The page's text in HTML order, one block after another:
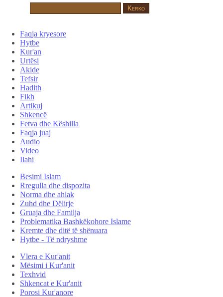
Faqja kryesore
Hytbe
Kur'an
Urtësi
Akide
Tefsir
Hadith
Fikh
Artikuj
Shkencë
Fetva dhe Këshilla
Faqja juaj
Audio
Video
Ilahi
Besimi Islam
Rregulla dhe dispozita
Norma dhe ahlak
Zuhd dhe Dëlirje
Gruaja dhe Familja
Problematika Bashkëkohore Islame
Kremte dhe ditë të shënuara
Hytbe - Të ndryshme
Vlera e Kur'anit
Mësimi i Kur'anit
Texhvid
Shkencat e Kur'anit
Porosi Kur'anore